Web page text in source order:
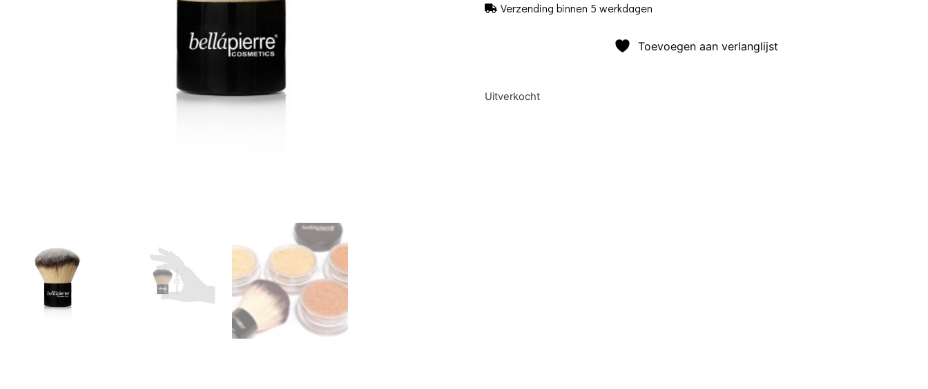
Verzending binnen 5 werkdagen
Toevoegen aan verlanglijst
Uitverkocht